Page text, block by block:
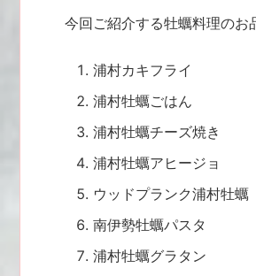
今回ご紹介する牡蠣料理のお
浦村カキフライ
浦村牡蠣ごはん
浦村牡蠣チーズ焼き
浦村牡蠣アヒージョ
ウッドプランク浦村牡蠣
南伊勢牡蠣パスタ
浦村牡蠣グラタン